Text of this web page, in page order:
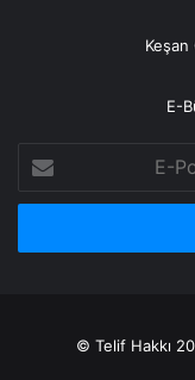
E-
E-
Posta
adresinizi
© Telif Hakkı